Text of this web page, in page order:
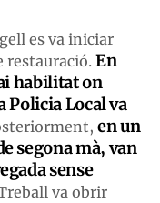
es va iniciar
restauració. En
habilitat on
Policia Local va
en un
segona mà, van
sense
va obrir